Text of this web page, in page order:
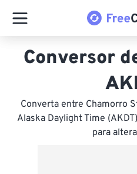
Conversor
Converta entre Chamorro
Alaska Daylight Time
para